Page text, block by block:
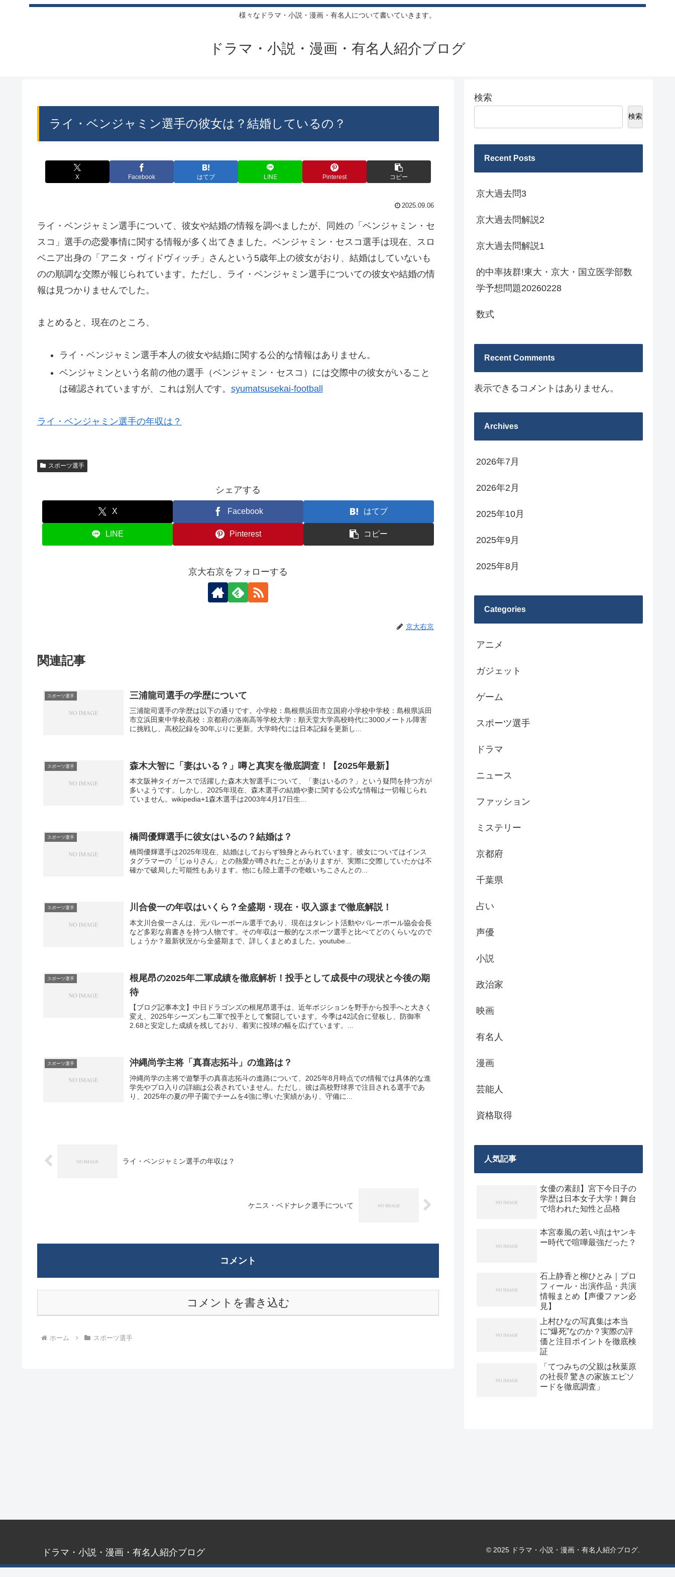
様々なドラマ・小説・漫画・有名人について書いていきます。
ドラマ・小説・漫画・有名人紹介ブログ
ライ・ベンジャミン選手の彼女は？結婚しているの？
X Facebook はてブ LINE Pinterest コピー
2025.09.06
ライ・ベンジャミン選手について、彼女や結婚の情報を調べましたが、同姓の「ベンジャミン・セ
スコ」選手の恋愛事情に関する情報が多く出てきました。ベンジャミン・セスコ選手は現在、スロ
ベニア出身の「アニタ・ヴィドヴィッチ」さんという5歳年上の彼女がおり、結婚はしていないも
のの順調な交際が報じられています。ただし、ライ・ベンジャミン選手についての彼女や結婚の情
報は見つかりませんでした。
まとめると、現在のところ、
ライ・ベンジャミン選手本人の彼女や結婚に関する公的な情報はありません。
ベンジャミンという名前の他の選手（ベンジャミン・セスコ）には交際中の彼女がいること
は確認されていますが、これは別人です。 syumatsusekai-football
ライ・ベンジャミン選手の年収は？
スポーツ選手
シェアする
X Facebook はてブ
LINE Pinterest コピー
京大右京をフォローする
京大右京
関連記事
スポーツ選手 三浦龍司選手の学歴について
三浦龍司選手の学歴は以下の通りです。小学校：島根県浜田市立国府小学校中学校：島根県浜田
市立浜田東中学校高校：京都府の洛南高等学校大学：順天堂大学高校時代に3000メートル障害
に挑戦し、高校記録を30年ぶりに更新。大学時代には日本記録を更新し...
スポーツ選手 森木大智に「妻はいる？」噂と真実を徹底調査！【2025年最新】
本文阪神タイガースで活躍した森木大智選手について、「妻はいるの？」という疑問を持つ方が
多いようです。しかし、2025年現在、森木選手の結婚や妻に関する公式な情報は一切報じられ
ていません。wikipedia+1森木選手は2003年4月17日生...
スポーツ選手 橋岡優輝選手に彼女はいるの？結婚は？
橋岡優輝選手は2025年現在、結婚はしておらず独身とみられています。彼女についてはインス
タグラマーの「じゅりさん」との熱愛が噂されたことがありますが、実際に交際していたかは不
確かで破局した可能性もあります。他にも陸上選手の壱岐いちこさんとの...
スポーツ選手 川合俊一の年収はいくら？全盛期・現在・収入源まで徹底解説！
本文川合俊一さんは、元バレーボール選手であり、現在はタレント活動やバレーボール協会会長
など多彩な肩書きを持つ人物です。その年収は一般的なスポーツ選手と比べてどのくらいなので
しょうか？最新状況から全盛期まで、詳しくまとめました。youtube...
スポーツ選手
根尾昂の2025年二軍成績を徹底解析！投手として成長中の現状と今後の期
待
【ブログ記事本文】中日ドラゴンズの根尾昂選手は、近年ポジションを野手から投手へと大きく
変え、2025年シーズンも二軍で投手として奮闘しています。今季は42試合に登板し、防御率
2.68と安定した成績を残しており、着実に投球の幅を広げています。...
スポーツ選手 沖縄尚学主将「真喜志拓斗」の進路は？
沖縄尚学の主将で遊撃手の真喜志拓斗の進路について、2025年8月時点での情報では具体的な進
学先やプロ入りの詳細は公表されていません。ただし、彼は高校野球界で注目される選手であ
り、2025年の夏の甲子園でチームを4強に導いた実績があり、守備に...
ライ・ベンジャミン選手の年収は？
ケニス・ベドナレク選手について
コメント
コメントを書き込む
ホーム スポーツ選手
検索
検索
Recent Posts
京大過去問3
京大過去問解説2
京大過去問解説1
的中率抜群!東大・京大・国立医学部数
学予想問題20260228
数式
Recent Comments
表示できるコメントはありません。
Archives
2026年7月
2026年2月
2025年10月
2025年9月
2025年8月
Categories
アニメ
ガジェット
ゲーム
スポーツ選手
ドラマ
ニュース
ファッション
ミステリー
京都府
千葉県
占い
声優
小説
政治家
映画
有名人
漫画
芸能人
資格取得
人気記事
女優の素顔】宮下今日子の
学歴は日本女子大学！舞台
で培われた知性と品格
本宮泰風の若い頃はヤンキ
ー時代で喧嘩最強だった？
石上静香と柳ひとみ｜プロ
フィール・出演作品・共演
情報まとめ【声優ファン必
見】
上村ひなの写真集は本当
に“爆死”なのか？実際の評
価と注目ポイントを徹底検
証
「てつみちの父親は秋葉原
の社長⁉ 驚きの家族エピソ
ードを徹底調査」
ドラマ・小説・漫画・有名人紹介ブログ © 2025 ドラマ・小説・漫画・有名人紹介ブログ.